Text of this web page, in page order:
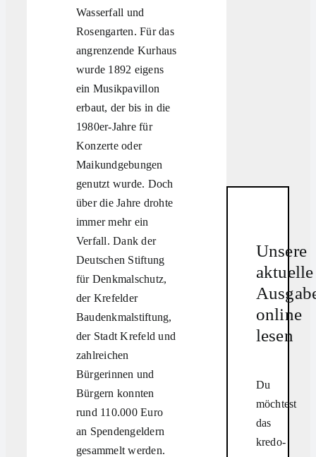
Wasserfall und
Rosengarten. Für das
angrenzende Kurhaus
wurde 1892 eigens
ein Musikpavillon
erbaut, der bis in die
1980er-Jahre für
Konzerte oder
Maikundgebungen
genutzt wurde. Doch
über die Jahre drohte
immer mehr ein
Verfall. Dank der
Deutschen Stiftung
für Denkmalschutz,
der Krefelder
Baudenkmalstiftung,
der Stadt Krefeld und
zahlreichen
Bürgerinnen und
Bürgern konnten
rund 110.000 Euro
an Spendengeldern
gesammelt werden.
Unsere
aktuelle
online
lesen
Du
möchtest
das
kredo-